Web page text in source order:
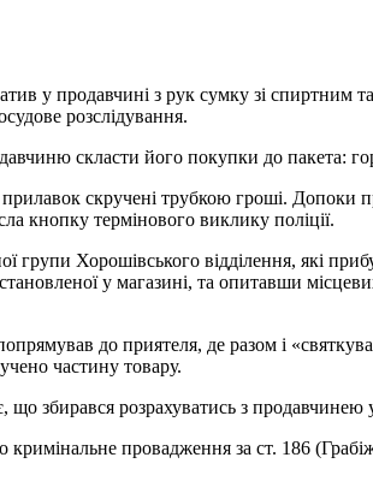
у продавчині з рук сумку зі спиртним
розслідування.
скласти його покупки до пакета:
скручені трубкою гроші. Допоки
кнопку термінового виклику поліції.
групи Хорошівського відділення, які
у магазині, та опитавши
до приятеля, де разом і
частину товару.
збирався розрахуватись з продавчинею
провадження за ст. 186